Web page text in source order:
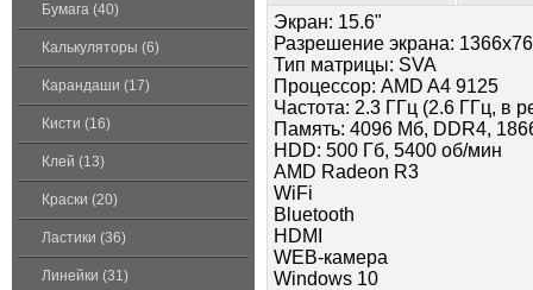
Бумага (40)
Калькуляторы (6)
Карандаши (17)
Кисти (16)
Клей (13)
Краски (20)
Ластики (36)
Линейки (31)
Экран: 15.6"
Разрешение экрана:
Тип матрицы: SVA
Процессор: AMD A4 9125
Частота: 2.3 ГГц (2.6 ГГц, в
Память: 4096 Мб, DDR4,
HDD: 500 Гб, 5400 об/мин
AMD Radeon R3
WiFi
Bluetooth
HDMI
WEB-камера
Windows 10